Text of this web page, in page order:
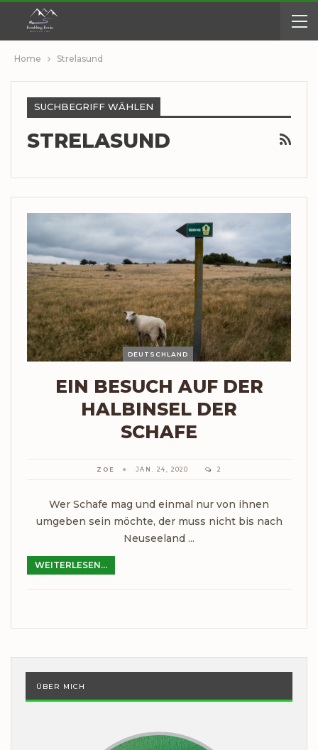
Home Strelasund
SUCHBEGRIFF WÄHLEN
STRELASUND
DEUTSCHLAND
EIN BESUCH AUF DER
HALBINSEL DER
SCHAFE
ZOE JAN. 24, 2020 2
Wer Schafe mag und einmal nur von ihnen
umgeben sein möchte, der muss nicht bis nach
Neuseeland ...
WEITERLESEN...
ÜBER MICH